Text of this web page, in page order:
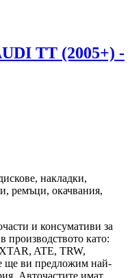
TT (2005+) -
накладки,
ремъци, окачвания,
и консумативи за
производството като:
ATE, TRW,
ще ви предложим най-